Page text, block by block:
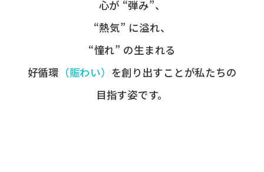
心が​ “弾み”、
“熱気” に​溢れ、
“憧れ” の​生まれる
好循環 ​（賑わい） を​創り出すことが​私たちの​
目指す姿です。​